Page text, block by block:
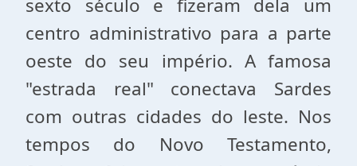
sexto século e fizeram dela um
centro administrativo para a parte
oeste do seu império. A famosa
"estrada real" conectava Sardes
com outras cidades do leste. Nos
tempos do Novo Testamento,